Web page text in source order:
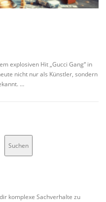
explosiven Hit „Gucci Gang“ in
nicht nur als Künstler, sondern
…
Suchen
komplexe Sachverhalte zu